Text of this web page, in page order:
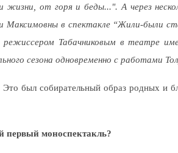
от горя и беды...". А через
Максимовны в спектакле “Жили-были
Табачниковым в театре
сезона одновременно с работами
был собирательный образ родных и
первый моноспектакль?